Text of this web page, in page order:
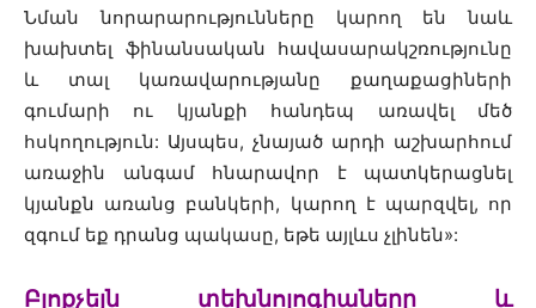
Նման նորարարությունները կարող են նաև
խախտել ֆինանսական հավասարակշռությունը
և տալ կառավարությանը քաղաքացիների
գումարի ու կյանքի հանդեպ առավել մեծ
հսկողություն: Այսպես, չնայած արդի աշխարհում
առաջին անգամ հնարավոր է պատկերացնել
կյանքն առանց բանկերի, կարող է պարզվել, որ
զգում եք դրանց պակասը, եթե այլևս չլինեն»:
Բլոքչեյն տեխնոլոգիաները և